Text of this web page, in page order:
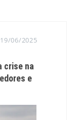
19/06/2025
crise na
e